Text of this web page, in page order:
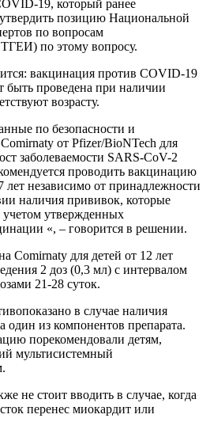
19, который ранее
позицию Национальной
по вопросам
по этому вопросу.
вакцинация против COVID-19
быть проведена при наличии
возрасту.
по безопасности и
от Pfizer/BioNTech для
заболеваемости SARS-CoV-2
проводить вакцинацию
лет независимо от принадлежности
наличия прививок, которые
учетом утвержденных
«, – говорится в решении.
Comirnaty для детей от 12 лет
2 доз (0,3 мл) с интервалом
21-28 суток.
в случае наличия
один из компонентов препарата.
порекомендовали детям,
мультисистемный
не стоит вводить в случае, когда
перенес миокардит или